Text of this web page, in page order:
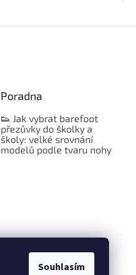
Souhlasím
Poradna
👟 Jak vybrat barefoot
přezůvky do školky a
školy: velké srovnání
modelů podle tvaru nohy